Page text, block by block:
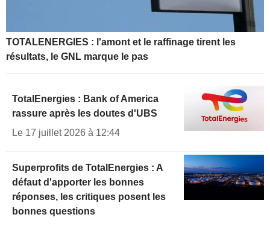
TOTALENERGIES : l'amont et le raffinage tirent les
résultats, le GNL marque le pas
TotalEnergies : Bank of America
rassure après les doutes d'UBS
Le 17 juillet 2026 à 12:44
Superprofits de TotalEnergies : A
défaut d'apporter les bonnes
réponses, les critiques posent les
bonnes questions